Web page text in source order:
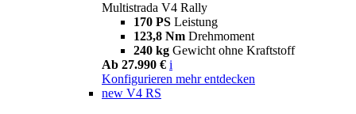
Multistrada V4 Rally
170 PS Leistung
123,8 Nm Drehmoment
240 kg Gewicht ohne Kraftstoff
Ab 27.990 € i
Konfigurieren mehr entdecken
new V4 RS